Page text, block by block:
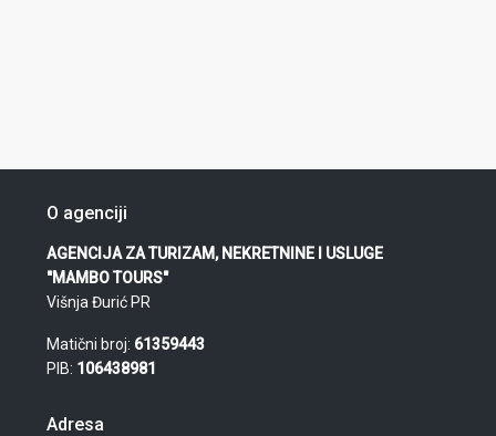
O agenciji
AGENCIJA ZA TURIZAM, NEKRETNINE I USLUGE
"MAMBO TOURS"
Višnja Đurić PR
Matični broj: 61359443
PIB: 106438981
Adresa